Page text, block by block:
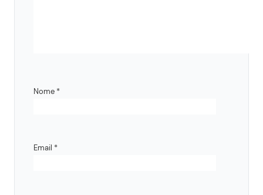
Nome *
Email *